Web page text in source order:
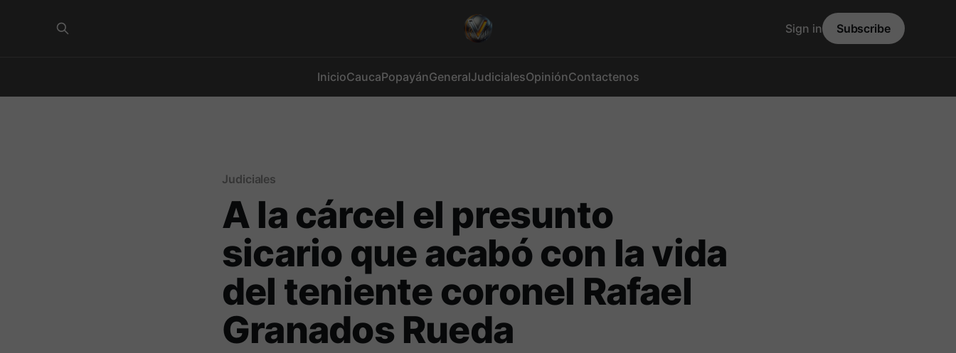
InicioCaucaPopayánGeneralJudicialesOpiniónContactenos
Sign in Subscribe
Judiciales
A la cárcel el presunto
sicario que acabó con la vida
del teniente coronel Rafael
Granados Rueda